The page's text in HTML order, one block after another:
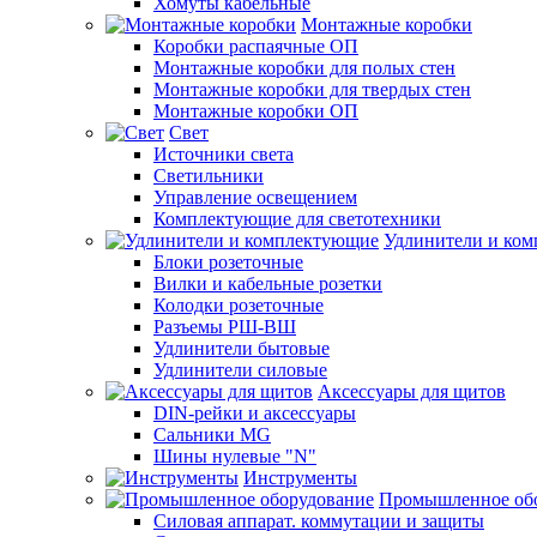
Монтажные коробки
Коробки распаячные ОП
Монтажные коробки для полых стен
Монтажные коробки для твердых стен
Монтажные коробки ОП
Свет
Источники света
Светильники
Управление освещением
Комплектующие для светотехники
Удлинители и
Блоки розеточные
Вилки и кабельные розетки
Колодки розеточные
Разъемы РШ-ВШ
Удлинители бытовые
Удлинители силовые
Аксессуары для щитов
DIN-рейки и аксессуары
Сальники MG
Шины нулевые "N"
Инструменты
Промышленное
Силовая аппарат. коммутации и защиты